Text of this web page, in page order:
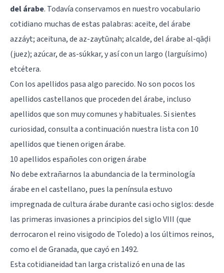
del árabe. Todavía conservamos en nuestro vocabulario
cotidiano muchas de estas palabras: aceite, del árabe
azzáyt; aceituna, de az-zaytūnah; alcalde, del árabe al-qāḍi
(juez); azúcar, de as-súkkar, y así con un largo (larguísimo)
etcétera.
Con los apellidos pasa algo parecido. No son pocos los
apellidos castellanos que proceden del árabe, incluso
apellidos que son muy comunes y habituales. Si sientes
curiosidad, consulta a continuación nuestra lista con 10
apellidos que tienen origen árabe.
10 apellidos españoles con origen árabe
No debe extrañarnos la abundancia de la terminología
árabe en el castellano, pues la península estuvo
impregnada de cultura árabe durante casi ocho siglos: desde
las primeras invasiones a principios del siglo VIII (que
derrocaron el reino visigodo de Toledo) a los últimos reinos,
como el de Granada, que cayó en 1492.
Esta cotidianeidad tan larga cristalizó en una de las